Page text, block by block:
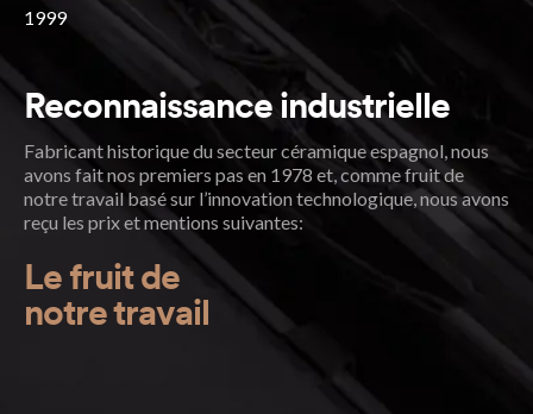
Reconnaissance industrielle
Fabricant historique du secteur céramique espagnol, nous
avons fait nos premiers pas en 1978 et, comme fruit de
notre travail basé sur l’innovation technologique, nous avons
reçu les prix et mentions suivantes:
Le fruit de
notre travail
1999